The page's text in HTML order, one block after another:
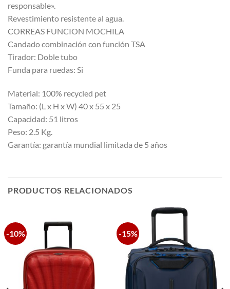
responsable».
Revestimiento resistente al agua.
CORREAS FUNCION MOCHILA
Candado combinación con función TSA
Tirador: Doble tubo
Funda para ruedas: Si
Material: 100% recycled pet
Tamaño: (L x H x W) 40 x 55 x 25
Capacidad: 51 litros
Peso: 2.5 Kg.
Garantía: garantía mundial limitada de 5 años
PRODUCTOS RELACIONADOS
-10% -15%